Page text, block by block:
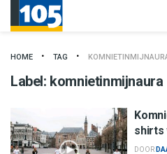
HOME TAG
Label: komnietinmijnaura
shirts
DOOR